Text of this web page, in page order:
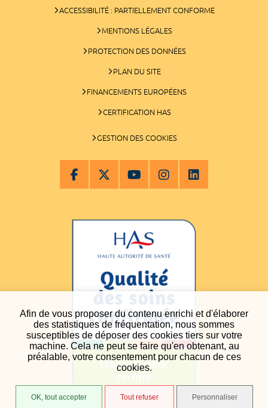
Afin de vous proposer du contenu enrichi et d'élaborer
des statistiques de fréquentation, nous sommes
susceptibles de déposer des cookies tiers sur votre
machine. Cela ne peut se faire qu'en obtenant, au
préalable, votre consentement pour chacun de ces
cookies.
OK, tout accepter Tout refuser Personnaliser
ACCESSIBILITÉ : PARTIELLEMENT CONFORME
MENTIONS LÉGALES
PROTECTION DES DONNÉES
PLAN DU SITE
FINANCEMENTS EUROPÉENS
CERTIFICATION HAS
GESTION DES COOKIES